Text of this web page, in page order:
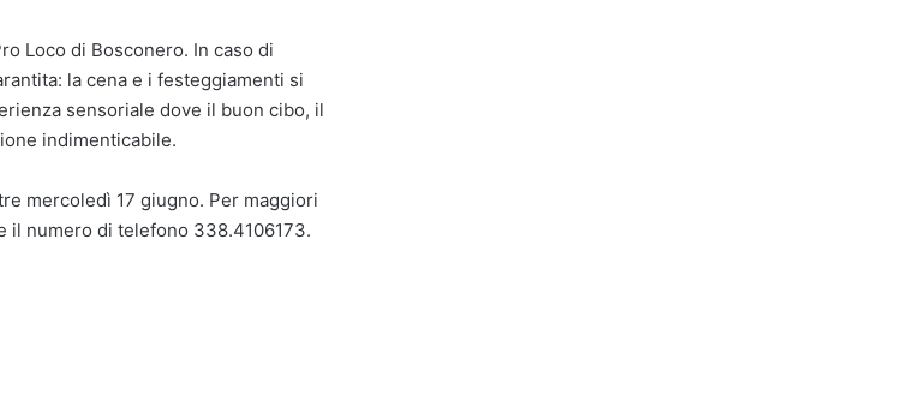
Loco di Bosconero. In caso di
la cena e i festeggiamenti si
sensoriale dove il buon cibo, il
indimenticabile.
mercoledì 17 giugno. Per maggiori
il numero di telefono 338.4106173.